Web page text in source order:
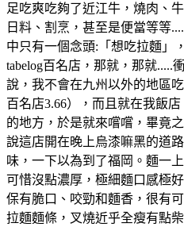
足吃爽吃夠了近江牛，燒肉、
日料、割烹，甚至是便當等等
中只有一個念頭:「想吃拉麵」
tabelog百名店，那就，那就.....
說，我不會在九州以外的地區
百名店3.66），而且就在我飯
的地方，於是就來嚐嚐，畢竟
說這店開在晚上烏漆嘛黑的道
味，一下以為到了福岡。麵一
可惜沒點濃厚，極細麵口感極
保有脆口、咬勁和麵香，很有
拉麵麵條，叉燒近乎全瘦有點